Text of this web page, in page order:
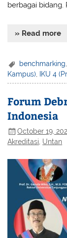
berbagai bidang.
» Read more
benchmarking
Kampus), IKU 4
Forum
Indonesia
October 19,
Akreditasi, Untan